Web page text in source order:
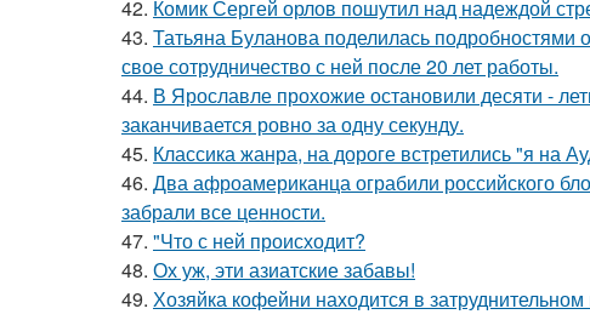
42. Комик Сергей орлов пошутил над надеждой
43. Татьяна Буланова поделилась
свое сотрудничество с ней после 20 лет работы.
44. В Ярославле прохожие остановили десяти -
заканчивается ровно за одну секунду.
45. Классика жанра, на дороге встретились "я на
46. Два афроамериканца ограбили российского
забрали все ценности.
47. "Что с ней происходит?
48. Ох уж, эти азиатские забавы!
49. Хозяйка кофейни находится в